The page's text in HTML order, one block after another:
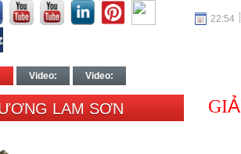
Video: Video:
LAM SƠN
22:54
GIẢ